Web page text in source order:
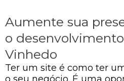
Aumente sua
o
Vinhedo
Ter um site é como ter